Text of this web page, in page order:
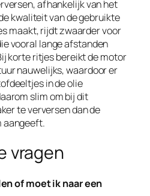
afhankelijk van het
kwaliteit van de gebruikte
maakt, rijdt zwaarder voor
vooral lange afstanden
korte ritjes bereikt de motor
nauwelijks, waardoor er
in de olie
slim om bij dit
te verversen dan de
aangeeft.
vragen
of moet ik naar een